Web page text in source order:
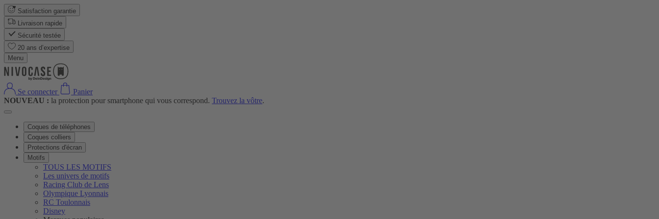
Satisfaction garantie
Livraison rapide
Sécurité testée
20 ans d’expertise
Menu
Se connecter
Panier
NOUVEAU : la protection pour smartphone qui vous correspond. Trouvez la vôtre.
Coques de téléphones
Coques colliers
Protections d'écran
Motifs
TOUS LES MOTIFS
Les univers de motifs
Racing Club de Lens
Olympique Lyonnais
RC Toulonnais
Disney